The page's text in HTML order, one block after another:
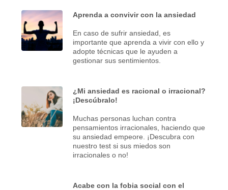
Aprenda a convivir con la ansiedad
En caso de sufrir ansiedad, es
importante que aprenda a vivir con ello y
adopte técnicas que le ayuden a
gestionar sus sentimientos.
¿Mi ansiedad es racional o irracional?
¡Descúbralo!
Muchas personas luchan contra
pensamientos irracionales, haciendo que
su ansiedad empeore. ¡Descubra con
nuestro test si sus miedos son
irracionales o no!
Acabe con la fobia social con el